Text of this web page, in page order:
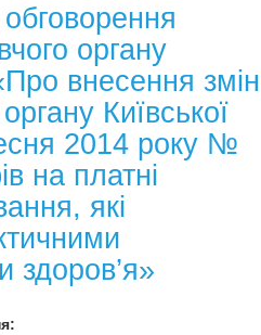
органу
внесення змін
Київської
2014 року №
на платні
які
здоров’я»